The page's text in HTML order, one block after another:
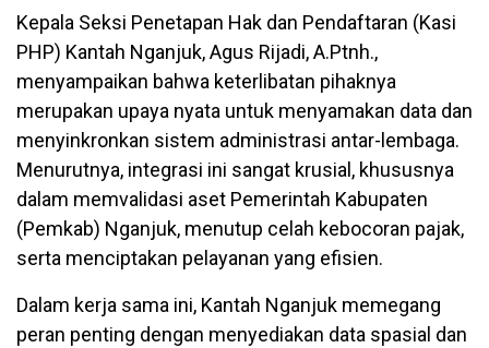
Kepala Seksi Penetapan Hak dan Pendaftaran (Kasi
PHP) Kantah Nganjuk, Agus Rijadi, A.Ptnh.,
menyampaikan bahwa keterlibatan pihaknya
merupakan upaya nyata untuk menyamakan data dan
menyinkronkan sistem administrasi antar-lembaga.
Menurutnya, integrasi ini sangat krusial, khususnya
dalam memvalidasi aset Pemerintah Kabupaten
(Pemkab) Nganjuk, menutup celah kebocoran pajak,
serta menciptakan pelayanan yang efisien.
Dalam kerja sama ini, Kantah Nganjuk memegang
peran penting dengan menyediakan data spasial dan